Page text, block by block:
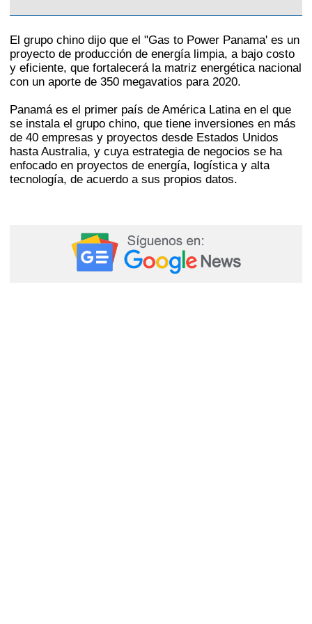
El grupo chino dijo que el "Gas to Power Panama' es un
proyecto de producción de energía limpia, a bajo costo
y eficiente, que fortalecerá la matriz energética nacional
con un aporte de 350 megavatios para 2020.
Panamá es el primer país de América Latina en el que
se instala el grupo chino, que tiene inversiones en más
de 40 empresas y proyectos desde Estados Unidos
hasta Australia, y cuya estrategia de negocios se ha
enfocado en proyectos de energía, logística y alta
tecnología, de acuerdo a sus propios datos.